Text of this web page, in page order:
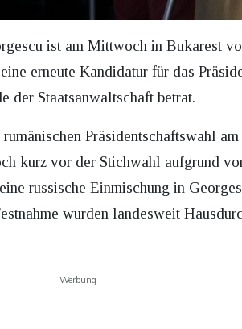
ist am Mittwoch in Bukarest
erneute Kandidatur für das
der Staatsanwaltschaft betrat.
Präsidentschaftswahl
kurz vor der Stichwahl aufgrund
russische Einmischung in
wurden landesweit
Werbung